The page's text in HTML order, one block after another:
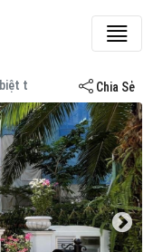
thự ở Quận 7 Chia Sẻ